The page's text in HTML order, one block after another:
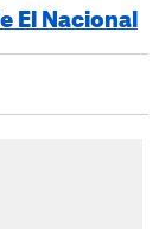
El Nacional